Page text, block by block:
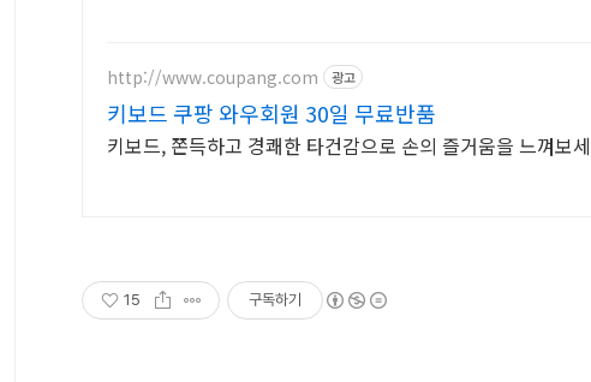
http://www.coupang.com 광고
키보드 쿠팡 와우회원 30일 무료반품
키보드, 쫀득하고 경쾌한 타건감으로 손의 즐거움을 느껴보
15 구독하기